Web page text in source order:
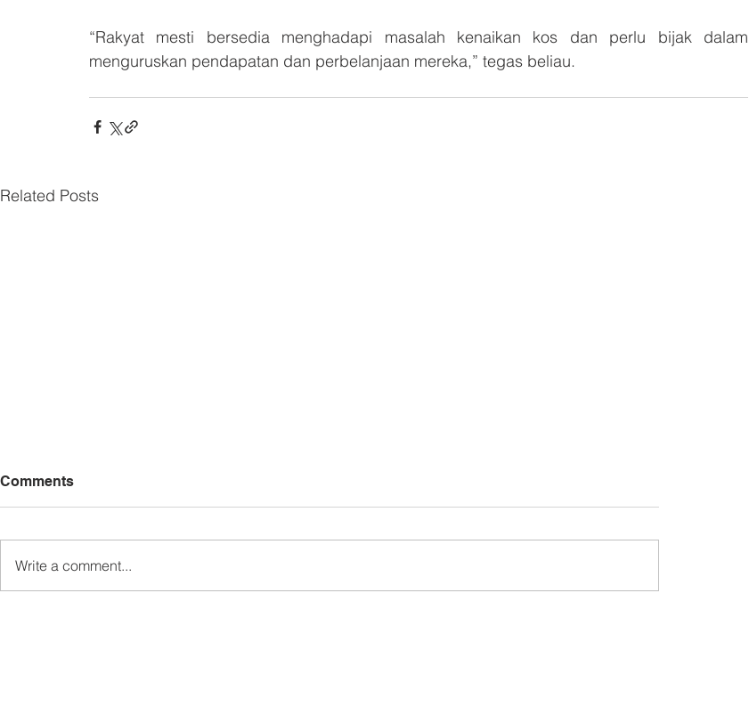
“Rakyat mesti bersedia menghadapi masalah kenaikan kos dan perlu bijak dalam
menguruskan pendapatan dan perbelanjaan mereka,” tegas beliau.
Related Posts
Comments
Write a comment...